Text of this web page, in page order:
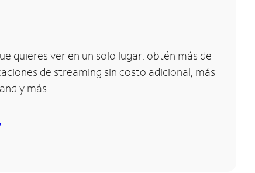
quieres ver en un solo lugar: obtén más de
de streaming sin costo adicional, más
y más.